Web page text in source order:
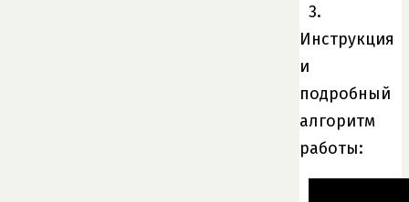
3.
Инструкция
и
подробный
алгоритм
работы: